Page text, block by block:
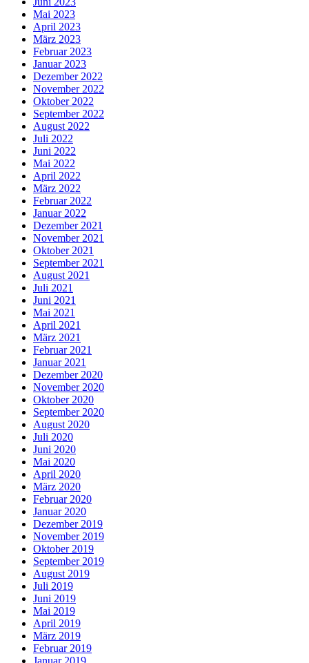
Mai 2023
April 2023
März 2023
Februar 2023
Januar 2023
Dezember 2022
November 2022
Oktober 2022
September 2022
August 2022
Juli 2022
Juni 2022
Mai 2022
April 2022
März 2022
Februar 2022
Januar 2022
Dezember 2021
November 2021
Oktober 2021
September 2021
August 2021
Juli 2021
Juni 2021
Mai 2021
April 2021
März 2021
Februar 2021
Januar 2021
Dezember 2020
November 2020
Oktober 2020
September 2020
August 2020
Juli 2020
Juni 2020
Mai 2020
April 2020
März 2020
Februar 2020
Januar 2020
Dezember 2019
November 2019
Oktober 2019
September 2019
August 2019
Juli 2019
Juni 2019
Mai 2019
April 2019
März 2019
Februar 2019
Januar 2019